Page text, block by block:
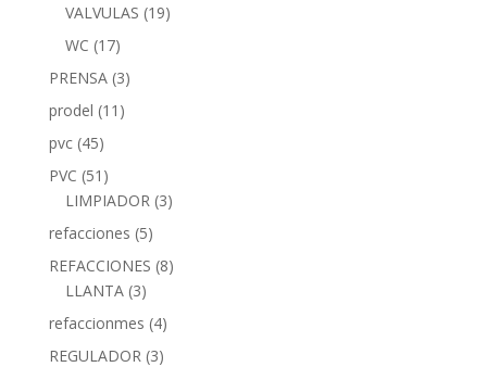
VALVULAS (19)
WC (17)
PRENSA (3)
prodel (11)
pvc (45)
PVC (51)
LIMPIADOR (3)
refacciones (5)
REFACCIONES (8)
LLANTA (3)
refaccionmes (4)
REGULADOR (3)